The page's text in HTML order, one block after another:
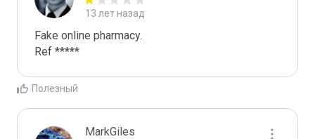
13 лет назад
Fake online pharmacy.
Ref *****
Полезный
MarkGiles